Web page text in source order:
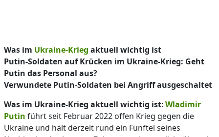
Was im Ukraine-Krieg aktuell wichtig ist
Putin-Soldaten auf Krücken im Ukraine-Krieg: Geht
Putin das Personal aus?
Verwundete Putin-Soldaten bei Angriff ausgeschaltet
Was im Ukraine-Krieg aktuell wichtig ist: Wladimir
Putin führt seit Februar 2022 offen Krieg gegen die
Ukraine und hält derzeit rund ein Fünftel seines